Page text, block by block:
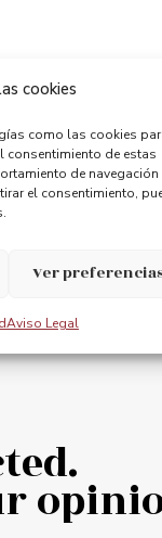
cookies
como las cookies
consentimiento de estas
de navegación
el consentimiento,
Ver
Aviso Legal